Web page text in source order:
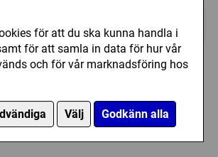
för att du ska kunna handla i
för att samla in data för hur vår
och för vår marknadsföring hos
Välj Godkänn alla
,Fantasy,Tärning,Hand
Flight Games
Lord of the Rings: Sauron
st kort som passar i någon av